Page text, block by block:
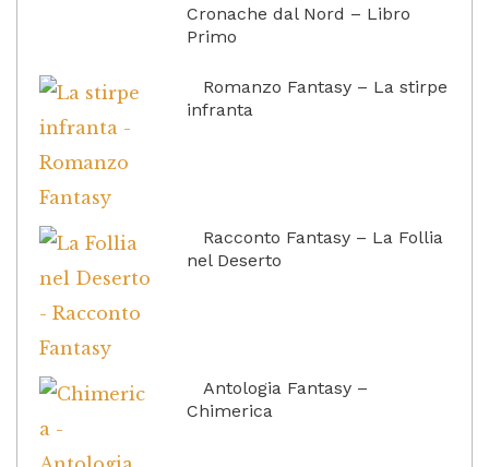
Cronache dal Nord – Libro
Primo
Romanzo Fantasy – La stirpe
infranta
Racconto Fantasy – La Follia
nel Deserto
Antologia Fantasy –
Chimerica